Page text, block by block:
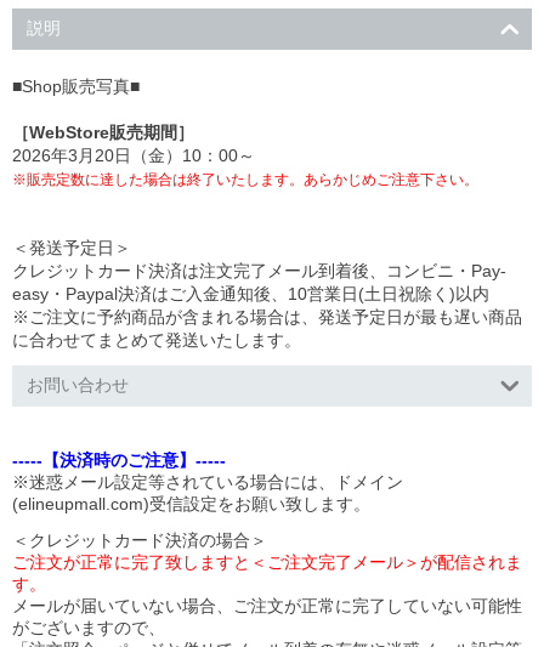
説明
■Shop販売写真■
［WebStore販売期間］
2026年3月20日（金）10：00～
※販売定数に達した場合は終了いたします。あらかじめご注意下さい。
＜発送予定日＞
クレジットカード決済は注文完了メール到着後、コンビニ・Pay-
easy・Paypal決済はご入金通知後、10営業日(土日祝除く)以内
※ご注文に予約商品が含まれる場合は、発送予定日が最も遅い商品
に合わせてまとめて発送いたします。
お問い合わせ
-----【決済時のご注意】-----
※迷惑メール設定等されている場合には、ドメイン
(elineupmall.com)受信設定をお願い致します。
＜クレジットカード決済の場合＞
ご注文が正常に完了致しますと＜ご注文完了メール＞が配信されま
す。
メールが届いていない場合、ご注文が正常に完了していない可能性
がございますので、